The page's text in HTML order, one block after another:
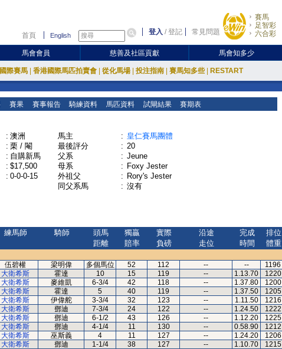
首頁 English 登入 /登記 常見問題
賽馬
足智彩
六合彩
馬會會員 慈善及社區貢獻 馬會知多少
國際賽馬 香港國際馬匹拍賣會 從化馬場 投注指南 賽馬知多些 RESTART
賽果 賽事報告 騎練資料 馬匹資料 試閘結果 賽期表
: 澳洲
: 栗 / 閹
: 自購新馬
: $17,500
: 0-0-0-15
馬主 : 皇仁賽馬團體
最後評分
: 20
父系
: Jeune
母系
: Foxy Jester
外祖父
: Rory's Jester
同父系馬
: 沒有
練馬師 騎師
頭馬
距離
獨贏
賠率
實際
負磅
沿途
走位
完成
時間
排位
體重
伍碧權 梁明偉 多個馬位 52 112 -- -- 1196
大衛希斯 霍達 10 15 119 -- 1.13.70 1220
大衛希斯 麥維凱 6-3/4 42 118 -- 1.37.80 1200
大衛希斯 霍達 5 40 119 -- 1.37.50 1205
大衛希斯 伊偉舵 3-3/4 32 123 -- 1.11.50 1216
大衛希斯 鄧迪 7-3/4 24 122 -- 1.24.50 1222
大衛希斯 鄧迪 6-1/2 43 126 -- 1.12.20 1225
大衛希斯 鄧迪 4-1/4 11 130 -- 0.58.90 1212
大衛希斯 巫斯義 4 11 127 -- 1.24.20 1206
大衛希斯 鄧迪 1-1/4 38 127 -- 1.10.70 1215